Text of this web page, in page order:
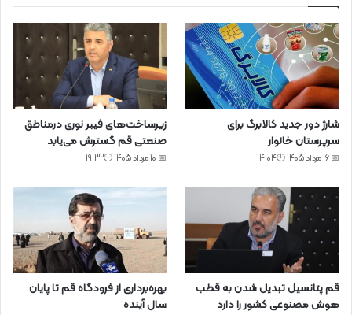
شارژ دور جدید کالابرگ برای
سرپرستان خانوار
📅 16 مرداد 1405 🕙14:04
زیرساخت‌های فیبر نوری درمناطق
صنعتی قم گسترش می‌یابد
📅 10 مرداد 1405 🕙19:32
قم پتانسیل تبدیل شدن به قطب
هوش مصنوعی کشور را دارد
بهره‌برداری از فرودگاه قم تا پایان
سال آینده